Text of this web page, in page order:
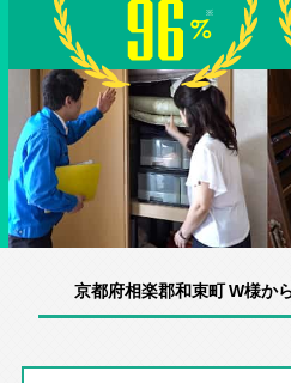
京都府相楽郡和束町 W様か